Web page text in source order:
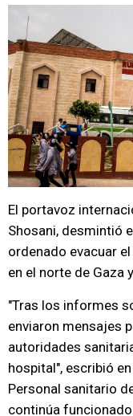
El portavoz
Shosani, desmintió
ordenado evacuar
en el norte de Gaza
"Tras los informes
enviaron mensajes
autoridades
hospital", escribió
Personal sanitario
continúa